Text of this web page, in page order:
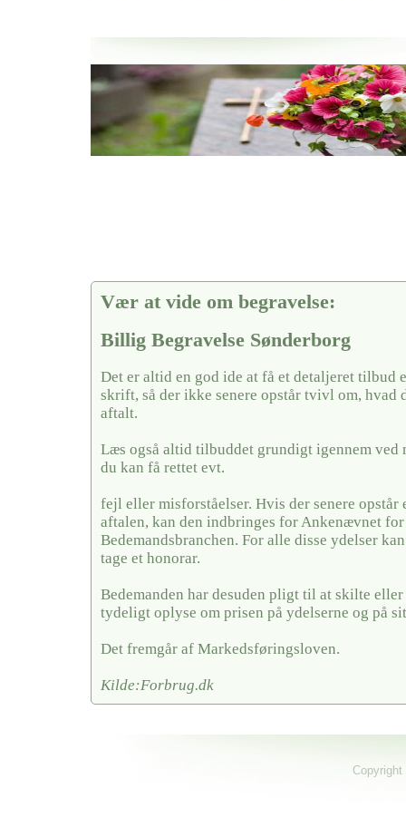
Her hos os får du altid en god afslutning når det gælder
Billig Begravelse Sønderborg
vi hjælper i alle faser af begravelsel
Vær at vide om begravelse:
Billig Begravelse Sønderborg
Det er altid en god ide at få et detaljeret tilbud
skrift, så der ikke senere opstår tvivl om, hvad
aftalt.
Læs også altid tilbuddet grundigt igennem ved
du kan få rettet evt.
fejl eller misforståelser. Hvis der senere opstår
aftalen, kan den indbringes for Ankenævnet for
Bedemandsbranchen. For alle disse ydelser
tage et honorar.
Bedemanden har desuden pligt til at skilte eller
tydeligt oplyse om prisen på ydelserne og på
Det fremgår af Markedsføringsloven.
Kilde:Forbrug.dk